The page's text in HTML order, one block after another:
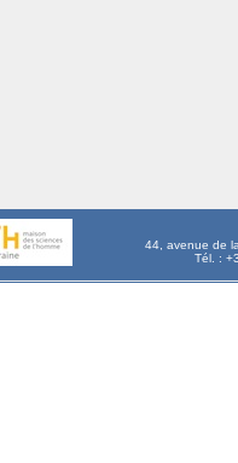
44, avenue de
Tél. :